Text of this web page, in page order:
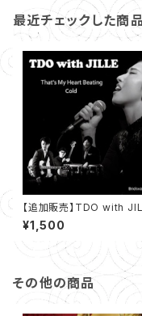
最近チェックした商品
【追加販売】TDO with
That's My Heart
Cold （7インチ・レコード）
¥1,500
その他の商品